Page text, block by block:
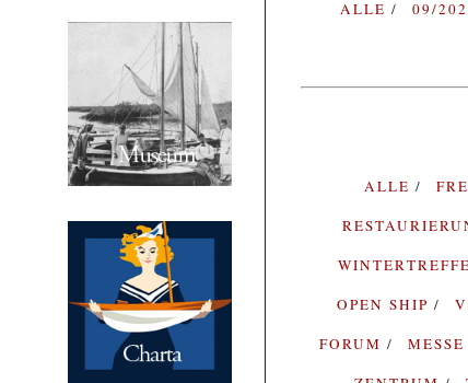
ALLE 09/
ALLE
OPEN SHIP
FORUM
MESSE